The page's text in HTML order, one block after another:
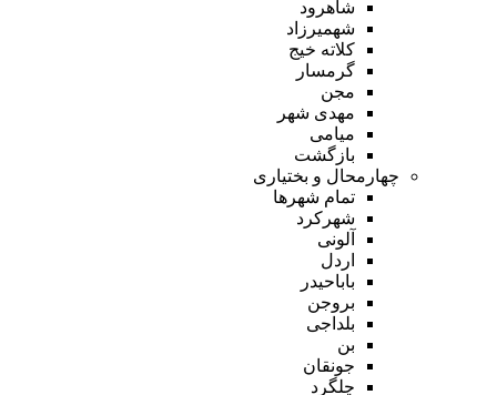
شاهرود
شهمیرزاد
کلاته خیج
گرمسار
مجن
مهدی شهر
میامی
بازگشت
چهارمحال و بختیاری
تمام شهر‌ها
شهرکرد
آلونی
اردل
باباحیدر
بروجن
بلداجی
بن
جونقان
چلگرد